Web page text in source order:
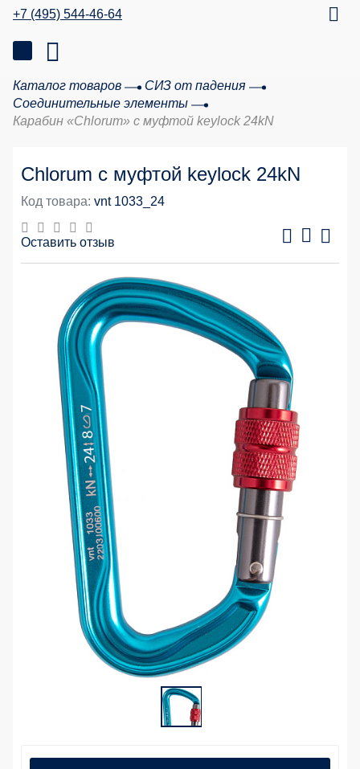
+7 (495) 544-46-64
Каталог товаров
СИЗ от падения
Соединительные элементы
Карабин «Chlorum» с муфтой keylock 24kN
Chlorum с муфтой keylock 24kN
Код товара: vnt 1033_24
Оставить отзыв